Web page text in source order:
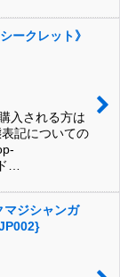
ークレット》
入される方は
記についての
…
マジシャンガ